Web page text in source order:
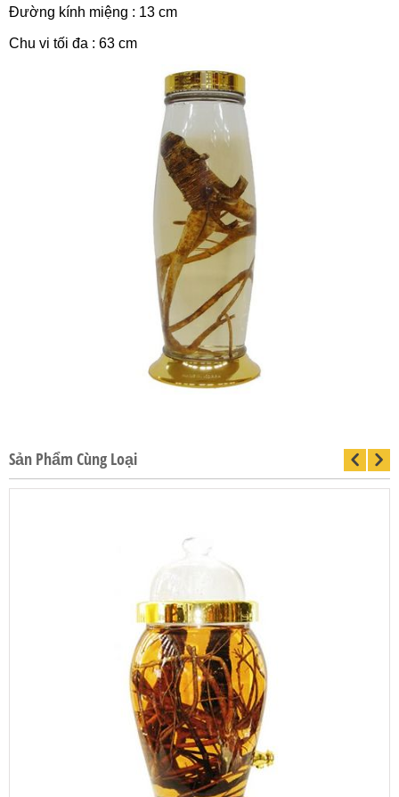
Đường kính miệng : 13 cm
Chu vi tối đa : 63 cm
Sản Phẩm Cùng Loại